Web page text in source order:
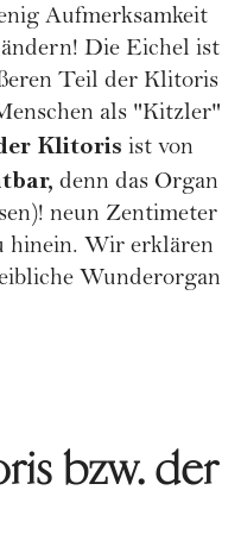
Aufmerksamkeit
Die Eichel ist
Teil der Klitoris
als "Kitzler"
Klitoris ist von
denn das Organ
neun Zentimeter
hinein. Wir erklären
Wunderorgan
bzw. der